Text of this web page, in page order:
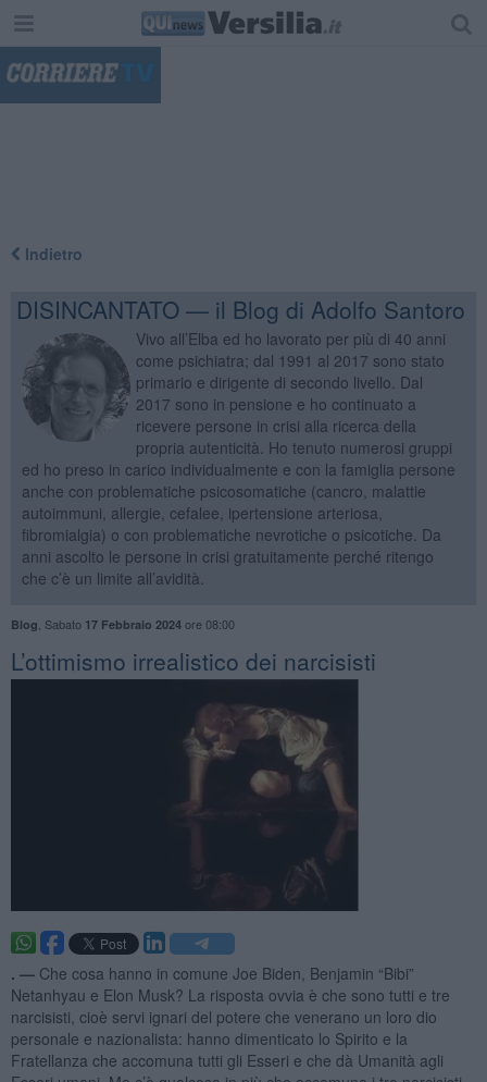
Indietro
DISINCANTATO — il Blog di Adolfo Santoro
Vivo all’Elba ed ho lavorato per più di 40 anni
come psichiatra; dal 1991 al 2017 sono stato
primario e dirigente di secondo livello. Dal
2017 sono in pensione e ho continuato a
ricevere persone in crisi alla ricerca della
propria autenticità. Ho tenuto numerosi gruppi
ed ho preso in carico individualmente e con la famiglia persone
anche con problematiche psicosomatiche (cancro, malattie
autoimmuni, allergie, cefalee, ipertensione arteriosa,
fibromialgia) o con problematiche nevrotiche o psicotiche. Da
anni ascolto le persone in crisi gratuitamente perché ritengo
che c’è un limite all’avidità.
Blog Sabato 17 Febbraio 2024ore 08:00
​L’ottimismo irrealistico dei narcisisti
. — Che cosa hanno in comune Joe Biden, Benjamin “Bibi”
Netanhyau e Elon Musk? La risposta ovvia è che sono tutti e tre
narcisisti, cioè servi ignari del potere che venerano un loro dio
personale e nazionalista: hanno dimenticato lo Spirito e la
Fratellanza che accomuna tutti gli Esseri e che dà Umanità agli